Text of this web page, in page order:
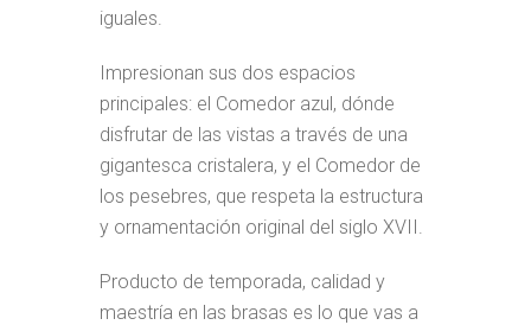
iguales.
Impresionan sus dos espacios
principales: el Comedor azul, dónde
disfrutar de las vistas a través de una
gigantesca cristalera, y el Comedor de
los pesebres, que respeta la estructura
y ornamentación original del siglo XVII.
Producto de temporada, calidad y
maestría en las brasas es lo que vas a